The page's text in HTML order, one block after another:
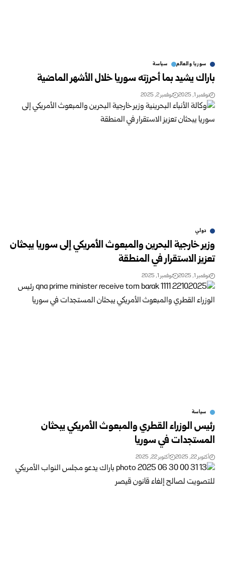
سوريا والعالم سياسة
باراك يشيد بما أحرزته سوريا خلال الأشهر الماضية
نوفمبر 1, 2025 نوفمبر 2, 2025
دولي
وزير خارجية البحرين والمبعوث الأمريكي إلى سوريا يبحثان
تعزيز الاستقرار في المنطقة
نوفمبر 1, 2025 نوفمبر 1, 2025
سياسة
رئيس الوزراء القطري والمبعوث الأمريكي يبحثان
المستجدات في سوريا
أكتوبر 22, 2025 أكتوبر 22, 2025